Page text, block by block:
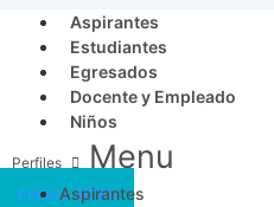
Aspirantes
Estudiantes
Egresados
Docente y Empleado
Niños
Menu
Aspirantes
Acceso SICAU